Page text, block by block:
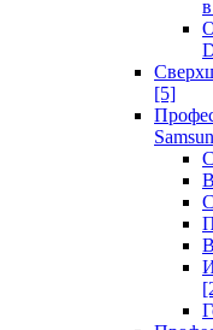
[5]